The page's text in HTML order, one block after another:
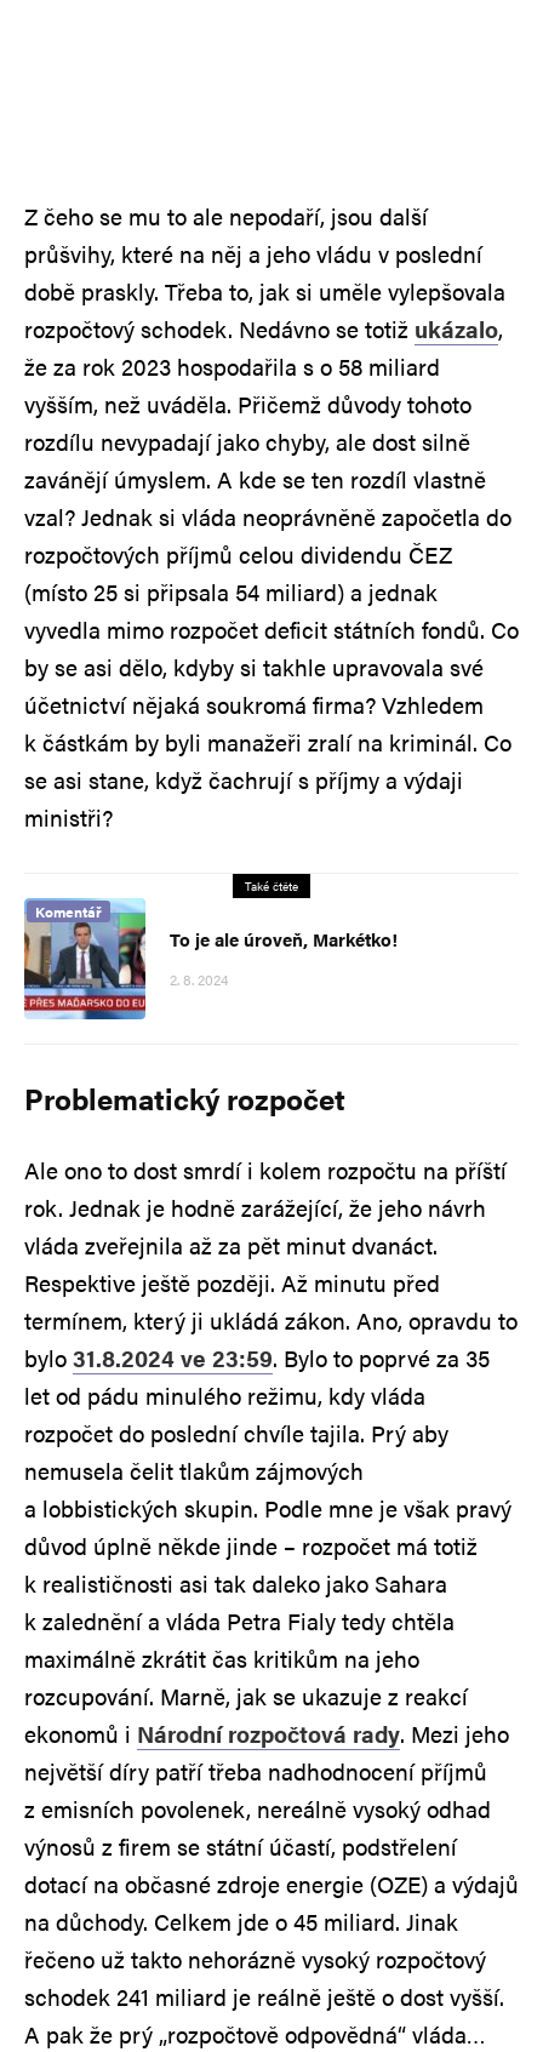
Z čeho se mu to ale nepodaří, jsou další
průšvihy, které na něj a jeho vládu v poslední
době praskly. Třeba to, jak si uměle vylepšovala
rozpočtový schodek. Nedávno se totiž ukázalo,
že za rok 2023 hospodařila s o 58 miliard
vyšším, než uváděla. Přičemž důvody tohoto
rozdílu nevypadají jako chyby, ale dost silně
zavánějí úmyslem. A kde se ten rozdíl vlastně
vzal? Jednak si vláda neoprávněně započetla do
rozpočtových příjmů celou dividendu ČEZ
(místo 25 si připsala 54 miliard) a jednak
vyvedla mimo rozpočet deficit státních fondů. Co
by se asi dělo, kdyby si takhle upravovala své
účetnictví nějaká soukromá firma? Vzhledem
k částkám by byli manažeři zralí na kriminál. Co
se asi stane, když čachrují s příjmy a výdaji
ministři?
Také čtěte
Komentář
To je ale úroveň, Markétko!
2. 8. 2024
Problematický rozpočet
Ale ono to dost smrdí i kolem rozpočtu na příští
rok. Jednak je hodně zarážející, že jeho návrh
vláda zveřejnila až za pět minut dvanáct.
Respektive ještě později. Až minutu před
termínem, který ji ukládá zákon. Ano, opravdu to
bylo31.8.2024 ve 23:59. Bylo to poprvé za 35
let od pádu minulého režimu, kdy vláda
rozpočet do poslední chvíle tajila. Prý aby
nemusela čelit tlakům zájmových
a lobbistických skupin. Podle mne je však pravý
důvod úplně někde jinde – rozpočet má totiž
k realističnosti asi tak daleko jako Sahara
k zalednění a vláda Petra Fialy tedy chtěla
maximálně zkrátit čas kritikům na jeho
rozcupování. Marně, jak se ukazuje z reakcí
ekonomů i Národní rozpočtová rady. Mezi jeho
největší díry patří třeba nadhodnocení příjmů
z emisních povolenek, nereálně vysoký odhad
výnosů z firem se státní účastí, podstřelení
dotací na občasné zdroje energie (OZE) a výdajů
na důchody. Celkem jde o 45 miliard. Jinak
řečeno už takto nehorázně vysoký rozpočtový
schodek 241 miliard je reálně ještě o dost vyšší.
A pak že prý „rozpočtově odpovědná“ vláda…